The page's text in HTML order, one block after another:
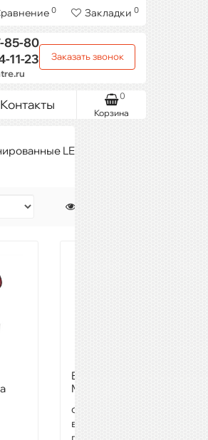
0 Закладки 0
85-80
11-23 Заказать звонок
Контакты
Корзина
0
LED головы
ESTRADA PRO
MH40S Saturn
светодиодная
вращающаяся